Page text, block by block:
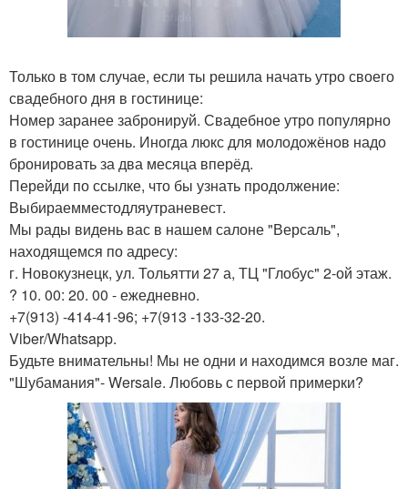
Только в том случае, если ты решила начать утро своего
свадебного дня в гостинице:
Номер заранее забронируй. Свадебное утро популярно
в гостинице очень. Иногда люкс для молодожёнов надо
бронировать за два месяца вперёд.
Перейди по ссылке, что бы узнать продолжение:
Выбираемместодляутраневест.
Мы рады видень вас в нашем салоне "Версаль",
находящемся по адресу:
г. Новокузнецк, ул. Тольятти 27 а, ТЦ "Глобус" 2-ой этаж.
? 10. 00: 20. 00 - ежедневно.
+7(913) -414-41-96; +7(913 -133-32-20.
Viber/Whatsapp.
Будьте внимательны! Мы не одни и находимся возле маг.
"Шубамания"- Wersale. Любовь с первой примерки?